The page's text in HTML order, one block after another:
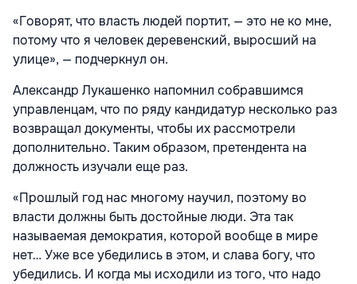
«Говорят, что власть людей портит, — это не ко мне,
потому что я человек деревенский, выросший на
улице», — подчеркнул он.
Александр Лукашенко напомнил собравшимся
управленцам, что по ряду кандидатур несколько раз
возвращал документы, чтобы их рассмотрели
дополнительно. Таким образом, претендента на
должность изучали еще раз.
«Прошлый год нас многому научил, поэтому во
власти должны быть достойные люди. Эта так
называемая демократия, которой вообще в мире
нет… Уже все убедились в этом, и слава богу, что
убедились. И когда мы исходили из того, что надо